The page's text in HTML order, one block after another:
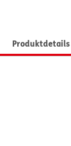
Produktdetails